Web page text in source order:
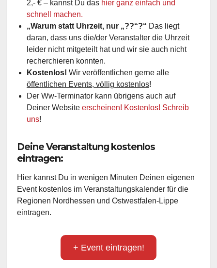
2,- € – kannst Du das hier ganz einfach und
schnell machen.
„Warum statt Uhrzeit, nur „??“?“ Das liegt
daran, dass uns die/der Veranstalter die Uhrzeit
leider nicht mitgeteilt hat und wir sie auch nicht
recherchieren konnten.
Kostenlos! Wir veröffentlichen gerne alle
öffentlichen Events, völlig kostenlos!
Der Ww-Terminator kann übrigens auch auf
Deiner Website erscheinen! Kostenlos! Schreib
uns!
Deine Veranstaltung kostenlos
eintragen:
Hier kannst Du in wenigen Minuten Deinen eigenen
Event kostenlos im Veranstaltungskalender für die
Regionen Nordhessen und Ostwestfalen-Lippe
eintragen.
+ Event eintragen!